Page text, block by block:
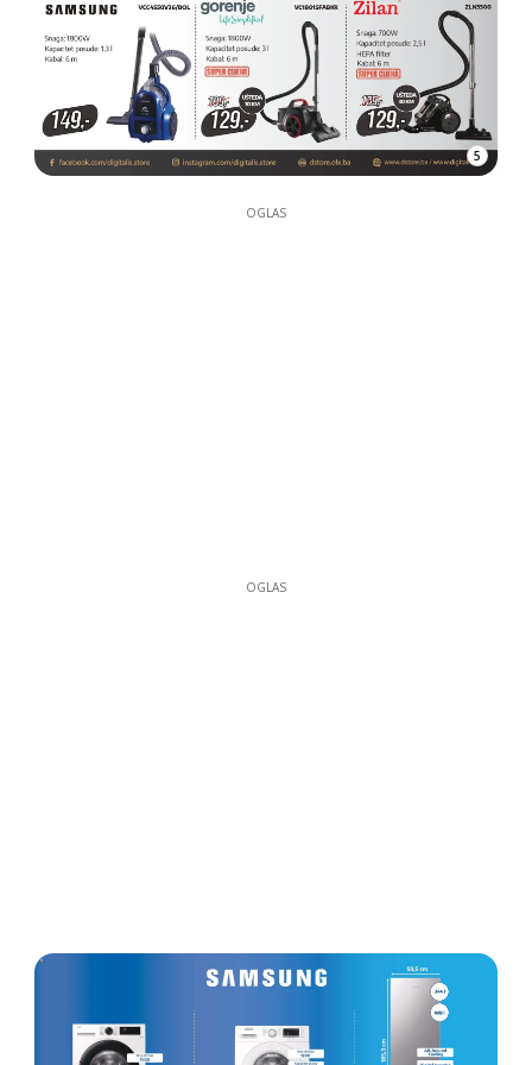
5
OGLAS
OGLAS